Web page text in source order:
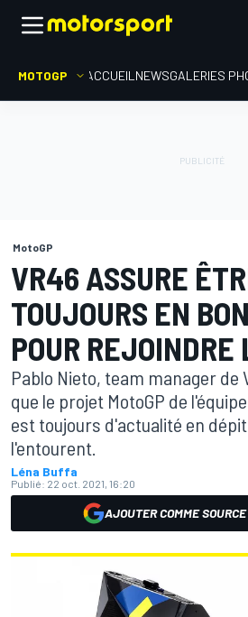
MOTOGP ACCUEIL NEWSGALERIES
MotoGP
VR46 ASSURE
TOUJOURS EN
POUR REJOINDRE
Pablo Nieto, team manager de
que le projet MotoGP de
est toujours d'actualité en
l'entourent.
Léna Buffa
Publié: 22 oct. 2021, 16:20
AJOUTER COMME